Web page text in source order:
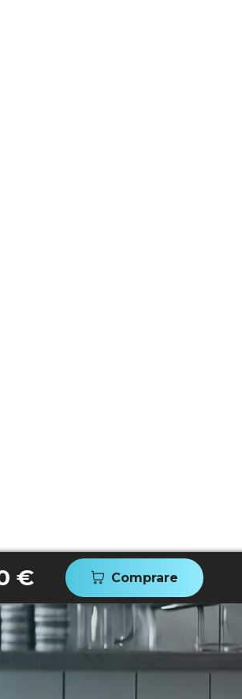
€ Comprare